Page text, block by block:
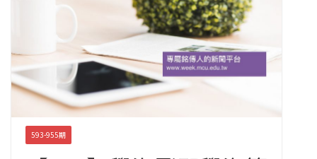
593-955期